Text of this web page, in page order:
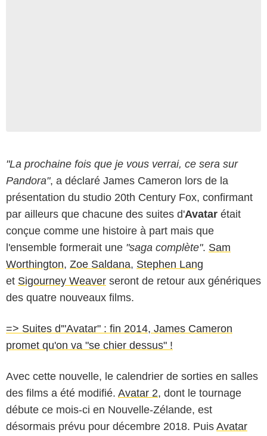
"La prochaine fois que je vous verrai, ce sera sur
Pandora", a déclaré James Cameron lors de la
présentation du studio 20th Century Fox, confirmant
par ailleurs que chacune des suites d'Avatar était
conçue comme une histoire à part mais que
l'ensemble formerait une "saga complète". Sam
Worthington, Zoe Saldana, Stephen Lang
et Sigourney Weaver seront de retour aux génériques
des quatre nouveaux films.
=> Suites d'"Avatar" : fin 2014, James Cameron
promet qu'on va "se chier dessus" !
Avec cette nouvelle, le calendrier de sorties en salles
des films a été modifié. Avatar 2, dont le tournage
débute ce mois-ci en Nouvelle-Zélande, est
désormais prévu pour décembre 2018. Puis Avatar
20th Century Fox